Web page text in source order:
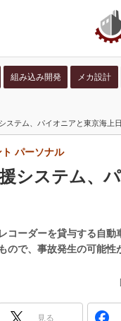
組み込み開発 メカ設計
ステム、パイオニアと東京海上
システム、
パーソナル
コーダーを貸与する自動
ので、事故発生の可能
見る